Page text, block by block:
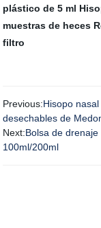
plástico de 5 ml
muestras de heces
filtro
Previous:Hisopo
desechables de
Next:Bolsa de
100ml/200ml